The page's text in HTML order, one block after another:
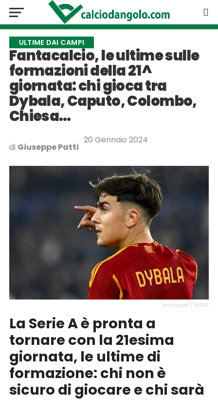
ULTIME DAI CAMPI
Fantacalcio, le ultime sulle
formazioni della 21^
giornata: chi gioca tra
Dybala, Caputo, Colombo,
Chiesa…
di Giuseppe Patti
20 Gennaio 2024
Iconsport / SUSA
La Serie A è pronta a
tornare con la 21esima
giornata, le ultime di
formazione: chi non è
sicuro di giocare e chi sarà